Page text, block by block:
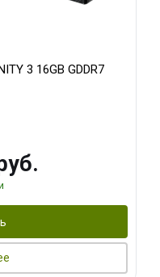
3 16GB GDDR7